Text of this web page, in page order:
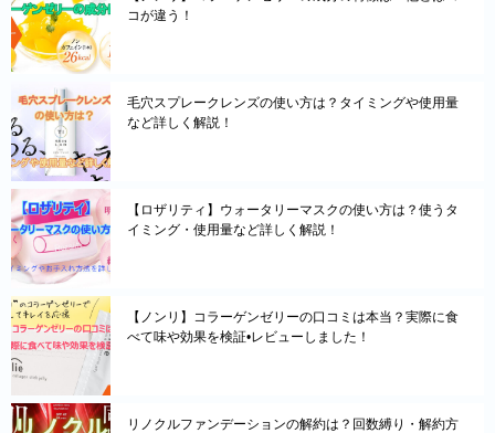
コが違う！
毛穴スプレークレンズの使い方は？タイミングや使用量
など詳しく解説！
【ロザリティ】ウォータリーマスクの使い方は？使うタ
イミング・使用量など詳しく解説！
【ノンリ】コラーゲンゼリーの口コミは本当？実際に食
べて味や効果を検証•レビューしました！
リノクルファンデーションの解約は？回数縛り・解約方